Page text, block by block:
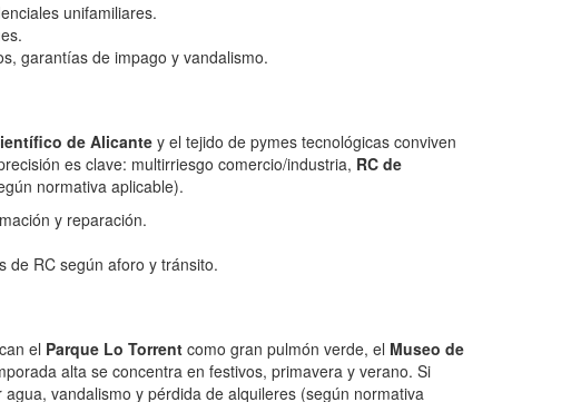
unifamiliares.
garantías de impago y vandalismo.
de Alicante y el tejido de pymes tecnológicas conviven
es clave: multirriesgo comercio/industria, RC de
normativa aplicable).
y reparación.
de RC según aforo y tránsito.
el Parque Lo Torrent como gran pulmón verde, el Museo de
alta se concentra en festivos, primavera y verano. Si
vandalismo y pérdida de alquileres (según normativa